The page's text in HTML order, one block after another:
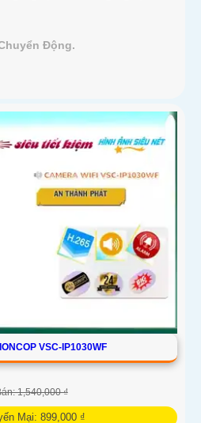
Động.
VSC-IP1030WF
1,540,000 ₫
Mại: 899,000 ₫